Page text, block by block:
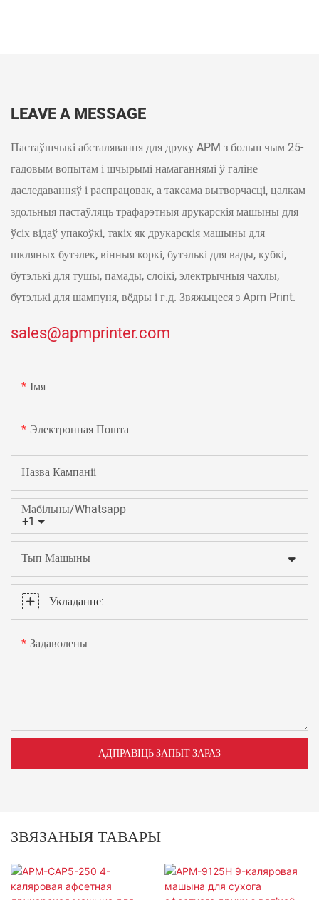
LEAVE A MESSAGE
Пастаўшчыкі абсталявання для друку APM з больш чым 25-
гадовым вопытам і шчырымі намаганнямі ў галіне
даследаванняў і распрацовак, а таксама вытворчасці, цалкам
здольныя пастаўляць трафарэтныя друкарскія машыны для
ўсіх відаў упакоўкі, такіх як друкарскія машыны для
шкляных бутэлек, вінныя коркі, бутэлькі для вады, кубкі,
бутэлькі для тушы, памады, слоікі, электрычныя чахлы,
бутэлькі для шампуня, вёдры і г.д. Звяжыцеся з Apm Print.
sales@apmprinter.com
Імя
Электронная Пошта
Назва Кампаніі
+1
Мабільны/Whatsapp
Тып Машыны
Укладанне:
Задаволены
АДПРАВІЦЬ ЗАПЫТ ЗАРАЗ
ЗВЯЗАНЫЯ ТАВАРЫ